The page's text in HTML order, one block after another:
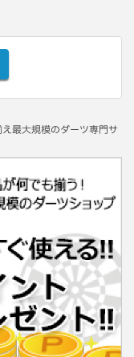
最大規模のダーツ専門サ